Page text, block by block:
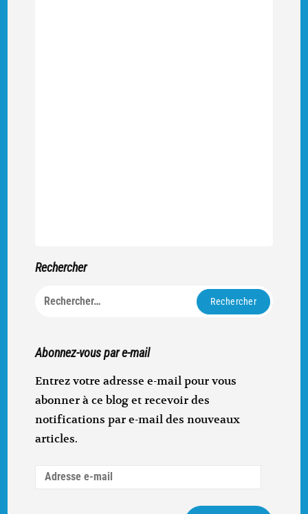
Rechercher
Rechercher :
Abonnez-vous par e-mail
Entrez votre adresse e-mail pour vous
abonner à ce blog et recevoir des
notifications par e-mail des nouveaux
articles.
Adresse